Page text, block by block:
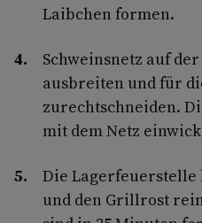
Laibchen formen.
Schweinsnetz auf
ausbreiten und für
zurechtschneiden.
mit dem Netz
Die
und den Grillrost